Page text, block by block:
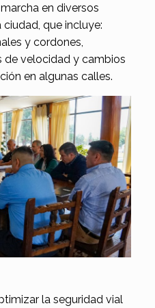
en diversos
que incluye:
y cordones,
velocidad y cambios
en algunas calles.
la seguridad vial